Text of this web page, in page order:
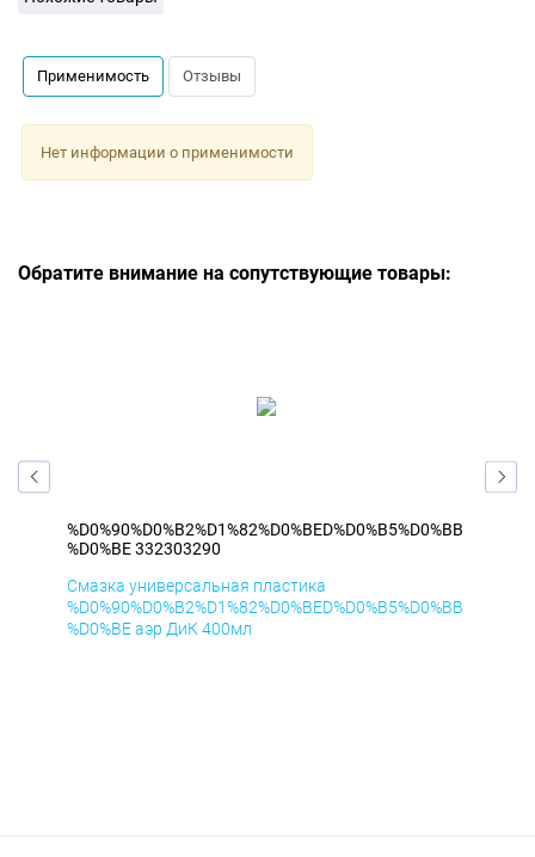
Применимость Отзывы
Нет информации о применимости
Обратите внимание на сопутствующие товары:
%D0%90%D0%B2%D1%82%D0%BED%D0%B5%D0%BB
%D0%BE 332303290
Смазка универсальная пластика
%D0%90%D0%B2%D1%82%D0%BED%D0%B5%D0%BB
%D0%BE аэр ДиК 400мл